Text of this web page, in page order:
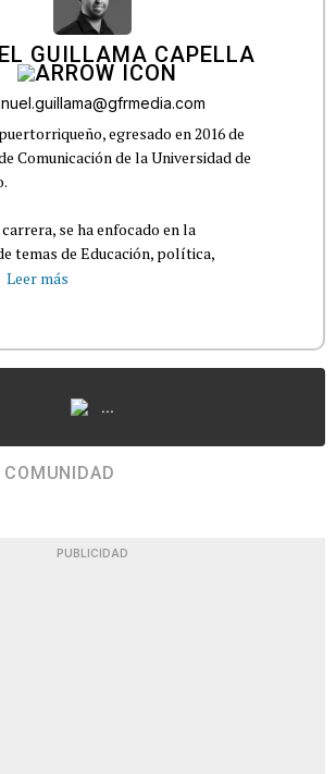
GUILLAMA CAPELLA
egresado en 2016 de
Comunicación de la Universidad de
se ha enfocado en la
temas de Educación, política,
Leer más
...
COMUNIDAD
PUBLICIDAD